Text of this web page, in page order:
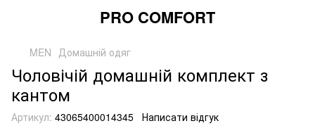
PRO COMFORT
MEN Домашній одяг
Чоловічій домашній комплект з
кантом
Артикул: 43065400014345 Написати відгук